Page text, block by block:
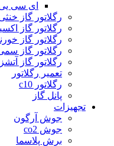
ای سی
رگلاتور گاز
رگلاتور گاز
رگلاتور گاز
رگلاتور گاز
رگلاتور گاز آتشزا
تعمیر رگلاتور
رگلاتور c10
پانل گاز
تجهیزات
جوش آرگون
جوش co2
برش پلاسما